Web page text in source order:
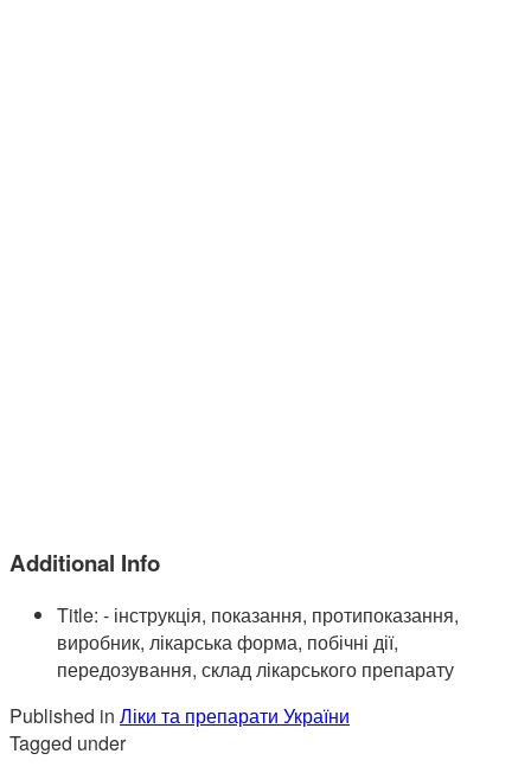
Additional Info
Title: - інструкція, показання, протипоказання,
виробник, лікарська форма, побічні дії,
передозування, склад лікарського препарату
Published in Ліки та препарати України
Tagged under